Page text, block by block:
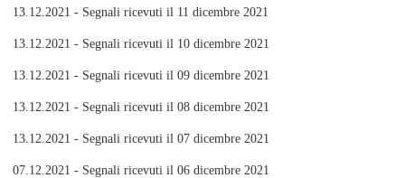
13.12.2021 - Segnali ricevuti il 11 dicembre 2021
13.12.2021 - Segnali ricevuti il 10 dicembre 2021
13.12.2021 - Segnali ricevuti il 09 dicembre 2021
13.12.2021 - Segnali ricevuti il 08 dicembre 2021
13.12.2021 - Segnali ricevuti il 07 dicembre 2021
07.12.2021 - Segnali ricevuti il 06 dicembre 2021